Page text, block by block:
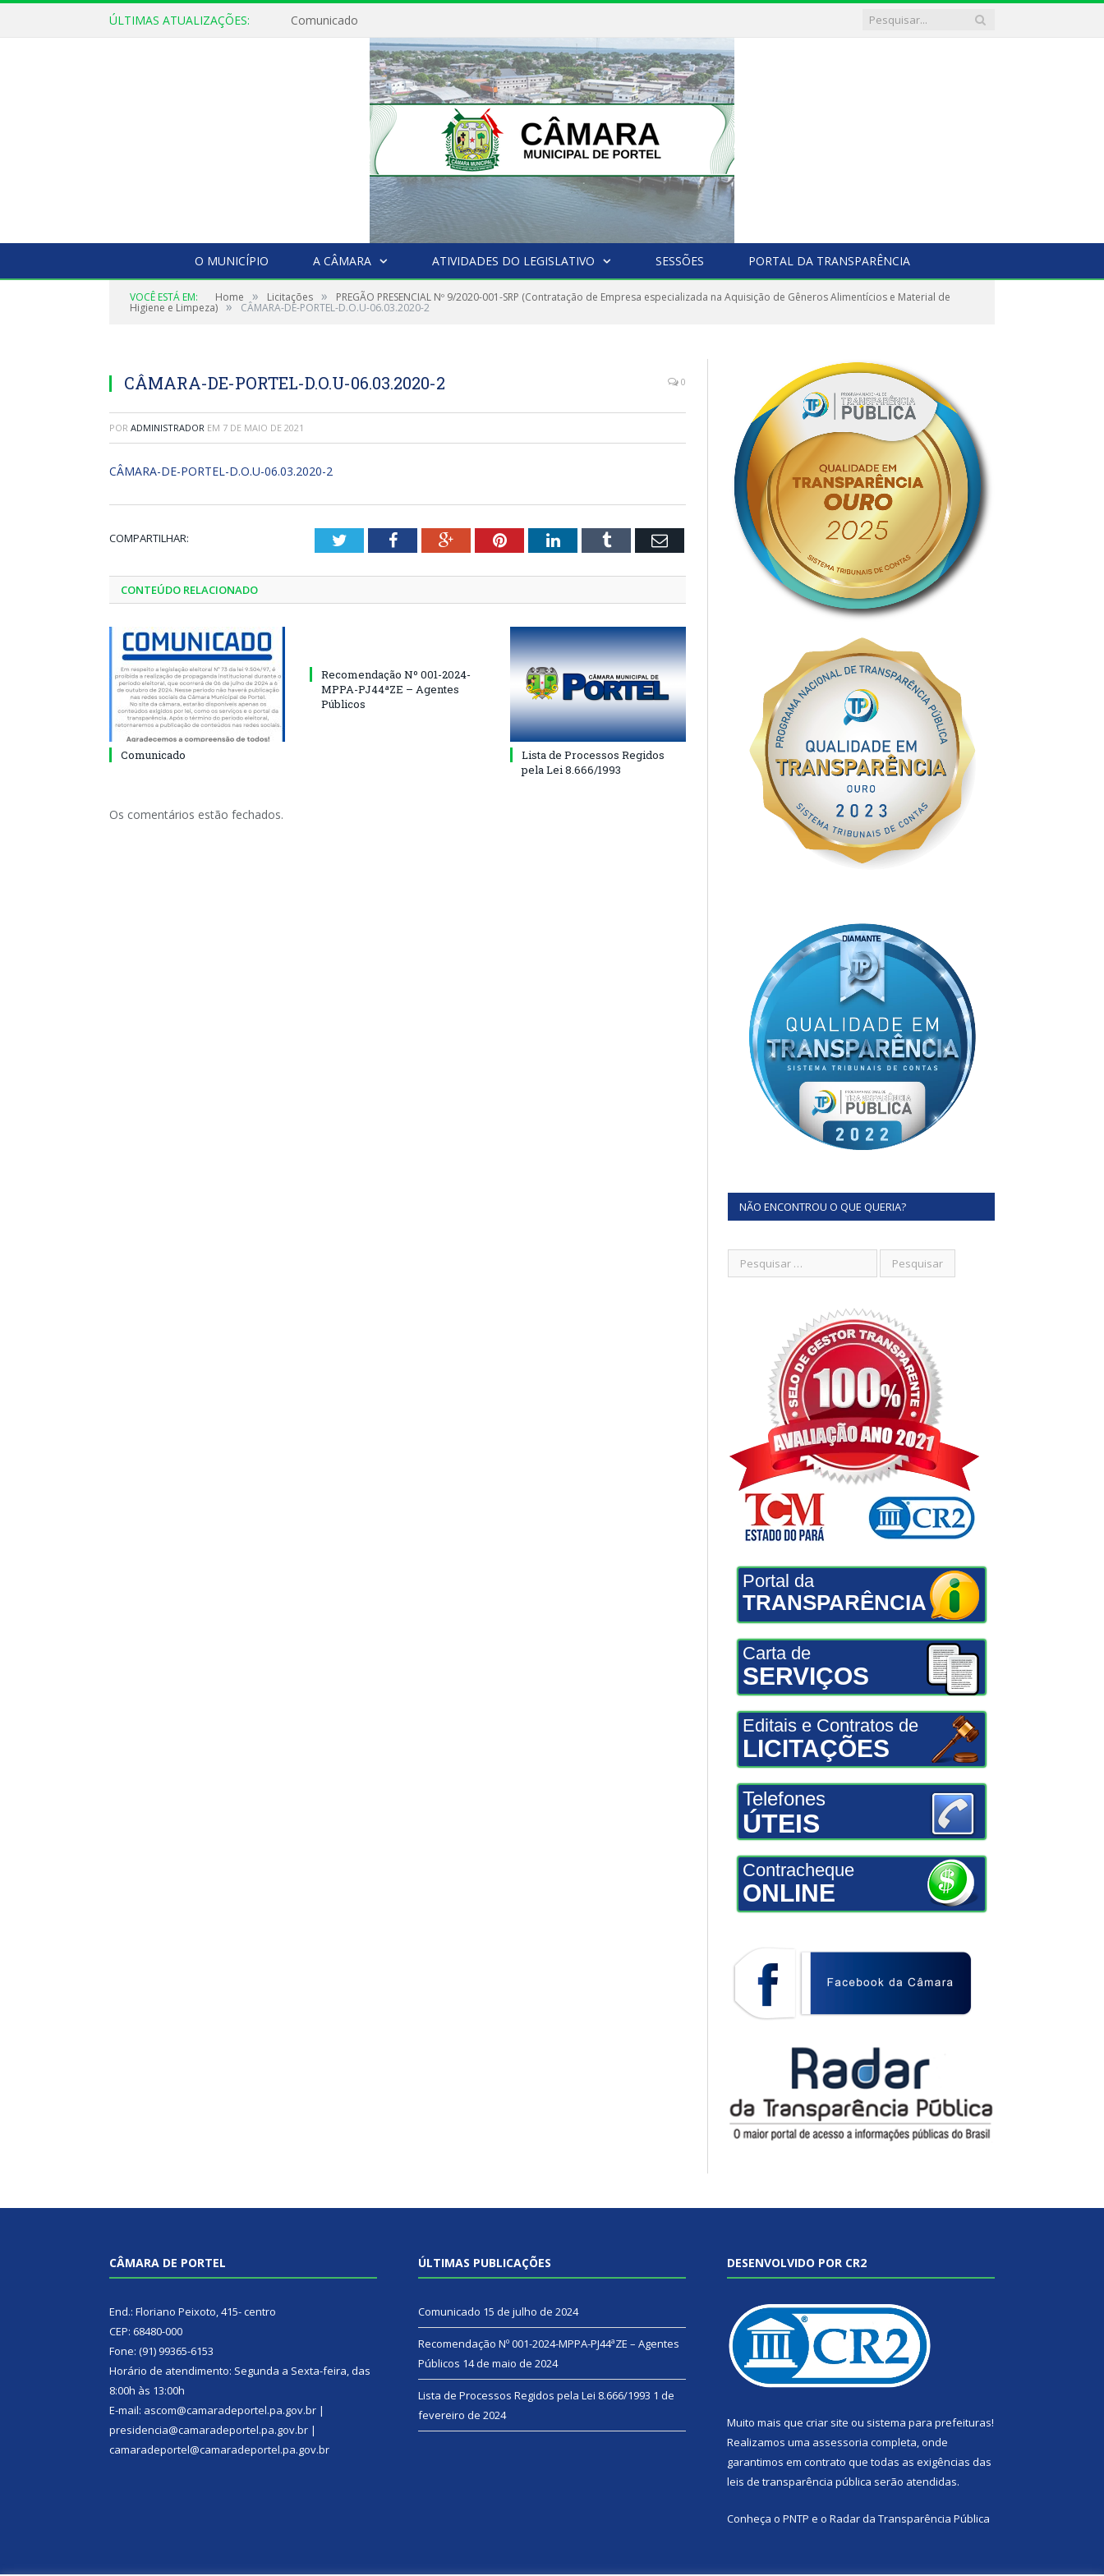
ÚLTIMAS ATUALIZAÇÕES: Comunicado
O MUNICÍPIO A CÂMARA ATIVIDADES DO LEGISLATIVO SESSÕES PORTAL DA TRANSPARÊNCIA
VOCÊ ESTÁ EM: Home » Licitações » PREGÃO PRESENCIAL Nº 9/2020-001-SRP (Contratação de Empresa especializada na Aquisição de Gêneros Alimentícios e Material de
Higiene e Limpeza) » CÂMARA-DE-PORTEL-D.O.U-06.03.2020-2
CÂMARA-DE-PORTEL-D.O.U-06.03.2020-2 0
POR ADMINISTRADOR EM 7 DE MAIO DE 2021
CÂMARA-DE-PORTEL-D.O.U-06.03.2020-2
COMPARTILHAR: TwitterFacebookGoogle+PinterestLinkedInTumblr Email
CONTEÚDO RELACIONADO
Comunicado
Recomendação Nº 001-2024-
MPPA-PJ44ªZE – Agentes
Públicos
Lista de Processos Regidos
pela Lei 8.666/1993
Os comentários estão fechados.
NÃO ENCONTROU O QUE QUERIA?
Portal da
TRANSPARÊNCIA
Carta de
SERVIÇOS
Editais e Contratos de
LICITAÇÕES
Telefones
ÚTEIS
Contracheque
ONLINE
CÂMARA DE PORTEL
End.: Floriano Peixoto, 415- centro
CEP: 68480-000
Fone: (91) 99365-6153
Horário de atendimento: Segunda a Sexta-feira, das
8:00h às 13:00h
E-mail: ascom@camaradeportel.pa.gov.br |
presidencia@camaradeportel.pa.gov.br |
camaradeportel@camaradeportel.pa.gov.br
ÚLTIMAS PUBLICAÇÕES
Comunicado 15 de julho de 2024
Recomendação Nº 001-2024-MPPA-PJ44ªZE – Agentes
Públicos 14 de maio de 2024
Lista de Processos Regidos pela Lei 8.666/1993 1 de
fevereiro de 2024
DESENVOLVIDO POR CR2
Muito mais que criar site ou sistema para prefeituras!
Realizamos uma assessoria completa, onde
garantimos em contrato que todas as exigências das
leis de transparência pública serão atendidas.
Conheça o PNTP e o Radar da Transparência Pública